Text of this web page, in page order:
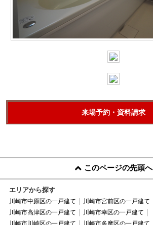
来場予約・資料請求
このページの先頭へ
エリアから探す
川崎市中原区の一戸建て
川崎市宮前区の一戸建て
川崎市高津区の一戸建て
川崎市幸区の一戸建て
川崎市川崎区の一戸建て
川崎市多摩区の一戸建て